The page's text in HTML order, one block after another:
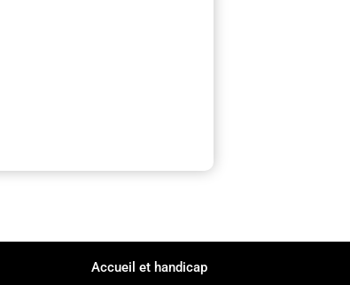
Accueil et handicap